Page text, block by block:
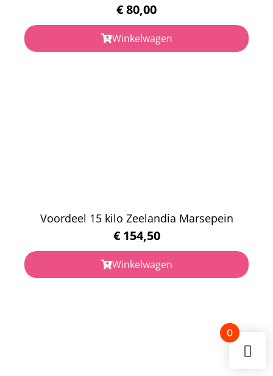
€80,00
Winkelwagen
Voordeel 15 kilo Zeelandia Marsepein
€154,50
Winkelwagen
0